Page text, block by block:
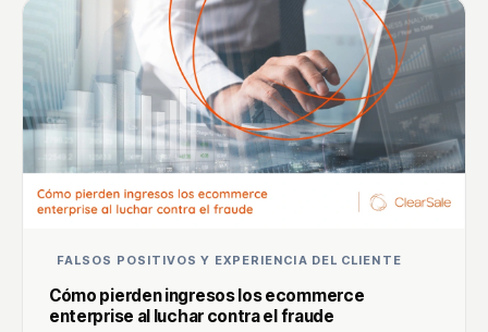
FALSOS POSITIVOS Y EXPERIENCIA DEL CLIENTE
Cómo pierden ingresos los ecommerce
enterprise al luchar contra el fraude